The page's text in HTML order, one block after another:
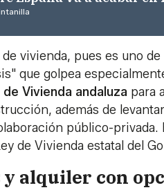
vivienda, pues es uno
que golpea
Vivienda andaluza para
además de
público-privada.
de Vivienda estatal del
y alquiler con